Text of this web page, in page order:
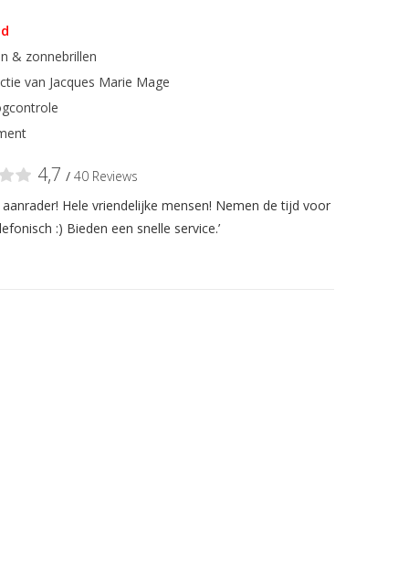
& zonnebrillen
van Jacques Marie Mage
4,7 / 40 Reviews
aanrader! Hele vriendelijke mensen! Nemen de tijd voor
:) Bieden een snelle service.’